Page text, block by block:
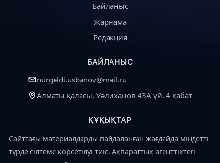
Байланыс
Жарнама
Редакция
БАЙЛАНЫС
nurgeldi.usbanov@mail.ru
Алматы қаласы, Уәлиханов 43А үй. 4 қабат
ҚҰҚЫҚТАР
Сайттағы материалдарды пайдаланған жағдайда міндетті
түрде сілтеме көрсетілуі тиіс. Ақпараттық агенттіктегі